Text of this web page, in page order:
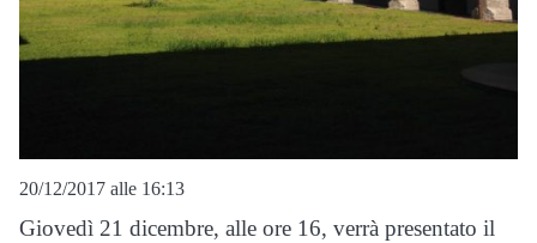
20/12/2017 alle 16:13
Giovedì 21 dicembre, alle ore 16, verrà presentato il